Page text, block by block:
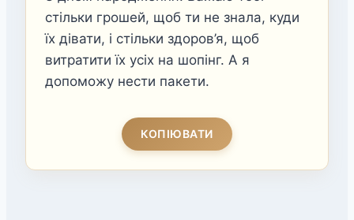
стільки грошей, щоб ти не знала, куди
їх дівати, і стільки здоров’я, щоб
витратити їх усіх на шопінг. А я
допоможу нести пакети.
КОПІЮВАТИ